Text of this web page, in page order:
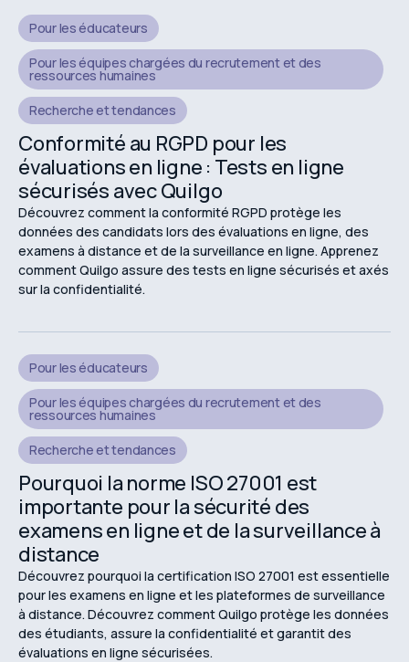
Pour les éducateurs
Pour les équipes chargées du recrutement et des
ressources humaines
Recherche et tendances
Conformité au RGPD pour les
évaluations en ligne : Tests en ligne
sécurisés avec Quilgo
Découvrez comment la conformité RGPD protège les
données des candidats lors des évaluations en ligne, des
examens à distance et de la surveillance en ligne. Apprenez
comment Quilgo assure des tests en ligne sécurisés et axés
sur la confidentialité.
Pour les éducateurs
Pour les équipes chargées du recrutement et des
ressources humaines
Recherche et tendances
Pourquoi la norme ISO 27001 est
importante pour la sécurité des
examens en ligne et de la surveillance à
distance
Découvrez pourquoi la certification ISO 27001 est essentielle
pour les examens en ligne et les plateformes de surveillance
à distance. Découvrez comment Quilgo protège les données
des étudiants, assure la confidentialité et garantit des
évaluations en ligne sécurisées.